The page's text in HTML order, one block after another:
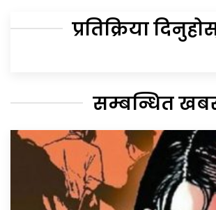
प्रतिक्रिया
सम्बन्धित